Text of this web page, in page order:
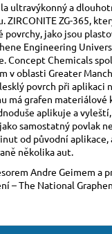
a
ZG-365,
jako jsou
Engineering
Concept Chemicals
v oblasti Greater
povrch při
grafen
aplikuje a
samostatný povlak
od původní
několika aut.
Andre Geimem
The National